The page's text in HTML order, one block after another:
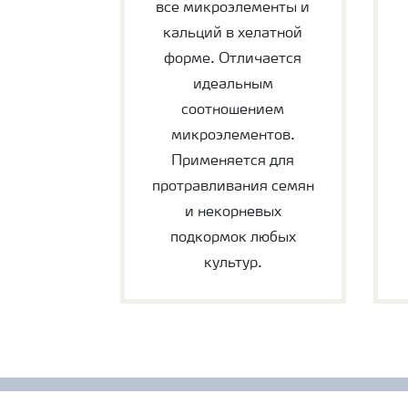
все микроэлементы и
кальций в хелатной
форме. Отличается
идеальным
соотношением
микроэлементов.
Применяется для
протравливания семян
и некорневых
подкормок любых
культур.